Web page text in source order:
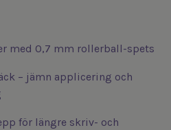
med 0,7 mm rollerball-spets
– jämn applicering och
för längre skriv- och